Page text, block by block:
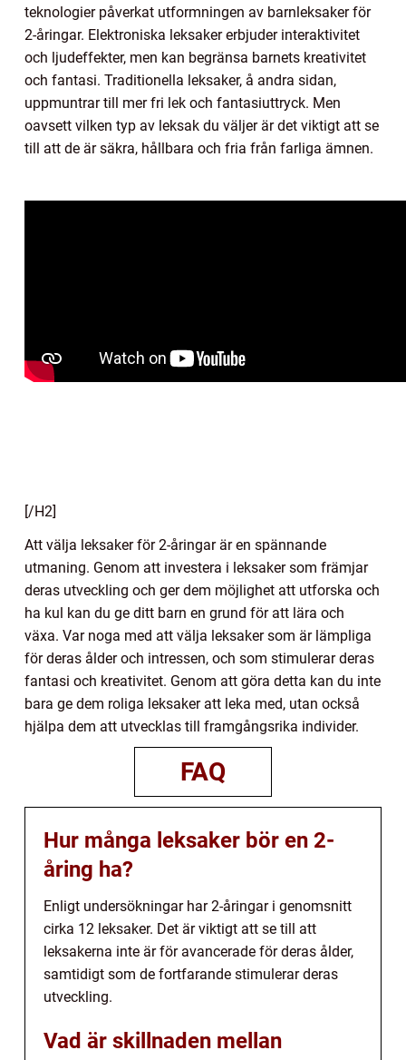
teknologier påverkat utformningen av barnleksaker för
2-åringar. Elektroniska leksaker erbjuder interaktivitet
och ljudeffekter, men kan begränsa barnets kreativitet
och fantasi. Traditionella leksaker, å andra sidan,
uppmuntrar till mer fri lek och fantasiuttryck. Men
oavsett vilken typ av leksak du väljer är det viktigt att se
till att de är säkra, hållbara och fria från farliga ämnen.
[/H2]
Att välja leksaker för 2-åringar är en spännande
utmaning. Genom att investera i leksaker som främjar
deras utveckling och ger dem möjlighet att utforska och
ha kul kan du ge ditt barn en grund för att lära och
växa. Var noga med att välja leksaker som är lämpliga
för deras ålder och intressen, och som stimulerar deras
fantasi och kreativitet. Genom att göra detta kan du inte
bara ge dem roliga leksaker att leka med, utan också
hjälpa dem att utvecklas till framgångsrika individer.
FAQ
Hur många leksaker bör en 2-
åring ha?
Enligt undersökningar har 2-åringar i genomsnitt
cirka 12 leksaker. Det är viktigt att se till att
leksakerna inte är för avancerade för deras ålder,
samtidigt som de fortfarande stimulerar deras
utveckling.
Vad är skillnaden mellan